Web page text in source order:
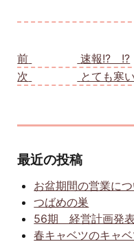
前
速報!? !?
次
とても寒
最近の投稿
お盆期間の営業に
つばめの巣
56期 経営計画発
春キャベツのキャ